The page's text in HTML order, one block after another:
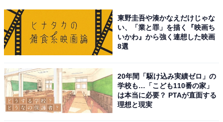
1位は、担当カラーが「クリスタルホワイト」の山中柔
太朗さんでした。山中さんも、個人ではさまざまなドラ
マや映画に出演して人気です。
そんな山中さんは、グループの中でも特にファッション
センスが高いメンバーとなります。ファッショニスタと
して注目され、衣装デザインまで手掛けることも。2025
年には、ブランド「CEL-CEL（セルセル）」を立ち上げ
東野圭吾や湊かなえだけじゃな
い、「業と罪」を描く『映画ち
いかわ』から強く連想した映画
8選
20年間「駆け込み実績ゼロ」の
学校も…「こども110番の家」
は本当に必要？ PTAが直面する
理想と現実